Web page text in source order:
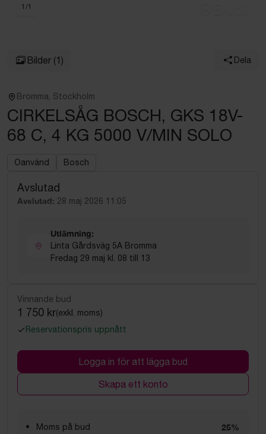
1 /1
Bilder (1) Dela
Bromma, Stockholm
CIRKELSÅG BOSCH, GKS 18V-
68 C, 4 KG 5000 V/MIN SOLO
Oanvänd Bosch
Avslutad
Avslutad: 28 maj 2026 11:05
Utlämning:
Linta Gårdsväg 5A Bromma
Fredag 29 maj kl. 08 till 13
Vinnande bud
1 750 kr(exkl. moms)
Reservationspris uppnått
Logga in för att lägga bud
Skapa ett konto
Moms på bud 25%